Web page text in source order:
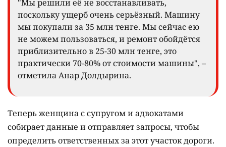
"Мы решили её не восстанавливать,
поскольку ущерб очень серьёзный. Машину
мы покупали за 35 млн тенге. Мы сейчас ею
не можем пользоваться, и ремонт обойдётся
приблизительно в 25-30 млн тенге, это
практически 70-80% от стоимости машины", –
отметила Анар Долдырина.
Теперь женщина с супругом и адвокатами
собирает данные и отправляет запросы, чтобы
определить ответственных за этот участок дороги.